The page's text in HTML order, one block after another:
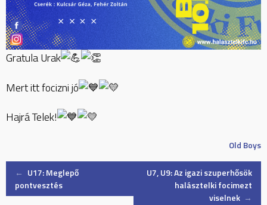
Gratula Urak
Mertitt focizni jó
Hajrá Telek!
Old Boys
Post
← U17: Meglepő
pontvesztés
U7, U9: Az igazi szuperhősök
halásztelki focimezt
viselnek →